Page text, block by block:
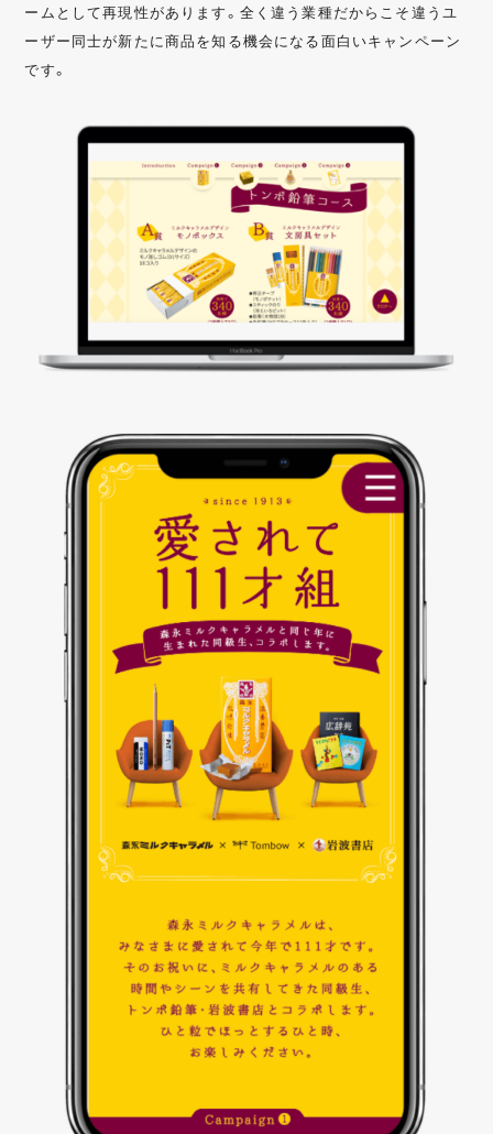
ームとして再現性があります。全く違う業種だからこそ違うユ
ーザー同士が新たに商品を知る機会になる面白いキャンペーン
です。